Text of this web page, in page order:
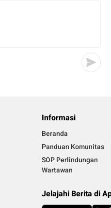
Informasi
Beranda
Panduan Komunitas
SOP Perlindungan
Wartawan
Jelajahi Berita di